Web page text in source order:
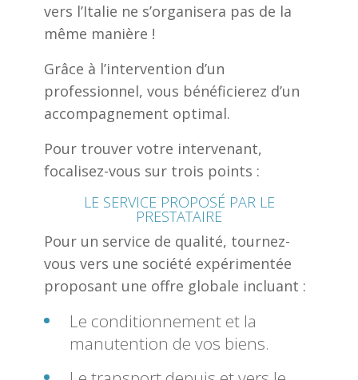
vers l’Italie ne s’organisera pas de la
même manière !
Grâce à l’intervention d’un
professionnel, vous bénéficierez d’un
accompagnement optimal.
Pour trouver votre intervenant,
focalisez-vous sur trois points :
LE SERVICE PROPOSÉ PAR LE
PRESTATAIRE
Pour un service de qualité, tournez-
vous vers une société expérimentée
proposant une offre globale incluant :
Le conditionnement et la
manutention de vos biens.